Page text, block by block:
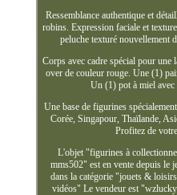
Ressemblance authentique et
robins. Expression faciale et
peluche texturé nouvellement
Corps avec cadre spécial pour
over de couleur rouge. Une (1)
Un (1) pot à miel avec
Une base de figurines
Corée, Singapour, Thaïlande,
Profitez de
L'objet "figurines à
mms502" est en vente depuis le
dans la catégorie "jouets &
vidéos" Le vendeur est